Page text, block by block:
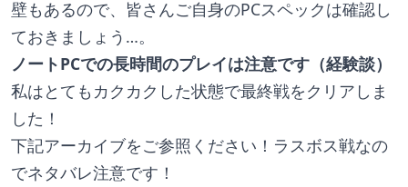
壁もあるので、皆さんご自身のPCスペックは確認し
ておきましょう…。
ノートPCでの長時間のプレイは注意です（経験談）
私はとてもカクカクした状態で最終戦をクリアしま
した！
下記アーカイブをご参照ください！ラスボス戦なの
でネタバレ注意です！